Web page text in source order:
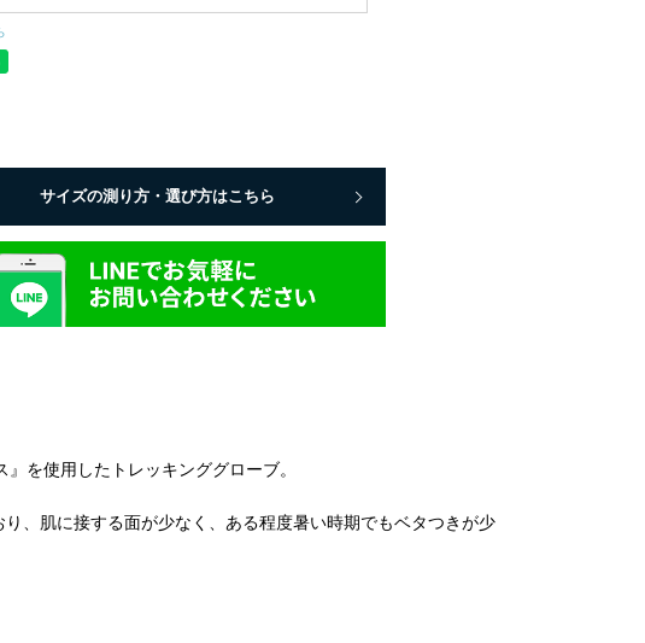
サイズの測り方・選び方はこちら
を使用したトレッキンググローブ。
、肌に接する面が少なく、ある程度暑い時期でもベタつきが少